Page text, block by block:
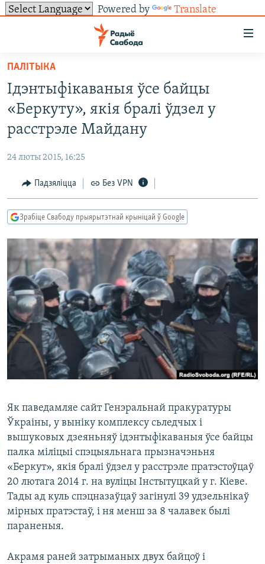
Powered by Translate
ўнівэрсальнага
доступу
Перайсьці
да
галоўнага
зьместу
Перайсьці
да
навігацыі
Перайсьці
да
УСЕ НАВІНЫ
ЭКАНОМІКА
ПАЛІТВЯЗЬНІ
КУЛЬТУРА
КАЛЯНДАР
ТОЛЬКІ НА СВАБОДЗЕ
ГІСТОРЫЯ НА СВАБОДЗЕ
ПАДКАСТЫ
PREMIUM
МОВА
НА ХВАЛЯХ СВАБОДЫ
СУВЯЗЬ
ПАДЗЯЛІЦЦА ІНФАРМАЦЫЯЙ
ПАДКАСТЫ
Усе сайты РС/РСЭ
ПАЛІТЫКА
Ідэнтыфікаваныя ўсе байцы
«Беркуту», якія бралі ўдзел у
расстрэле Майдану
24 люты 2015, 16:25
Падзяліцца Без VPN
Зрабіце Свабоду прыярытэтнай крыніцай ў Google
Як паведамляе сайт Генэральнай пракуратуры
Ўкраіны, у выніку комплексу сьледчых і
вышуковых дзеяньняў ідэнтыфікаваныя ўсе байцы
палка міліцыі спэцыяльнага прызначэньня
«Беркут», якія бралі ўдзел у расстрэле пратэстоўцаў
20 лютага 2014 г. на вуліцы Інстытуцкай у г. Кіеве.
Тады ад куль спэцназаўцаў загінулі 39 удзельнікаў
мірных пратэстаў, і ня менш за 8 чалавек былі
параненыя.
Акрамя раней затрыманых двух байцоў і